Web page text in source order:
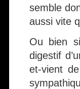
semble
aussi vite
Ou bien
digestif
et-vient